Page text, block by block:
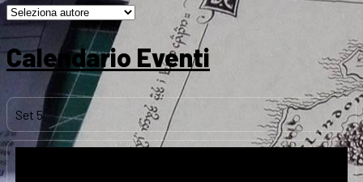
Calendario Eventi
Set 5